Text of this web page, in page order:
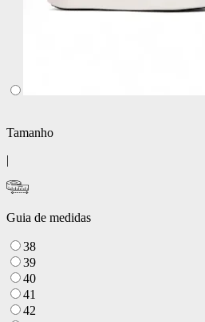
Tamanho
|
Guia de medidas
38
39
40
41
42